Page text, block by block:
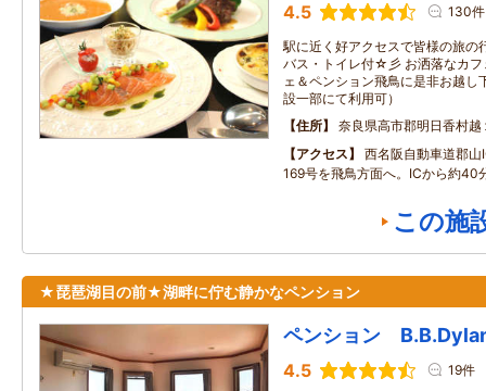
4.5 130件
駅に近く好アクセスで皆様の旅の
バス・トイレ付☆彡 お洒落なカフ
ェ＆ペンション飛鳥に是非お越
設一部にて利用可）
住所
奈良県高市郡明日香村越
アクセス
西名阪自動車道郡
169号を飛鳥方面へ。ICから約40
この施
★琵琶湖目の前★湖畔に佇む静かなペンション
ペンション
4.5 19件